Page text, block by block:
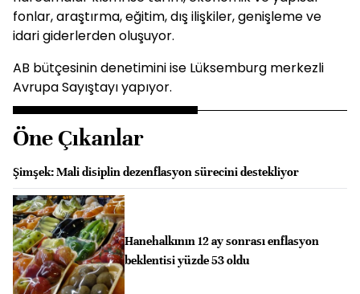
fonlar, araştırma, eğitim, dış ilişkiler, genişleme ve
idari giderlerden oluşuyor.
AB bütçesinin denetimini ise Lüksemburg merkezli
Avrupa Sayıştayı yapıyor.
Öne Çıkanlar
Şimşek: Mali disiplin dezenflasyon sürecini destekliyor
Hanehalkının 12 ay sonrası enflasyon
beklentisi yüzde 53 oldu